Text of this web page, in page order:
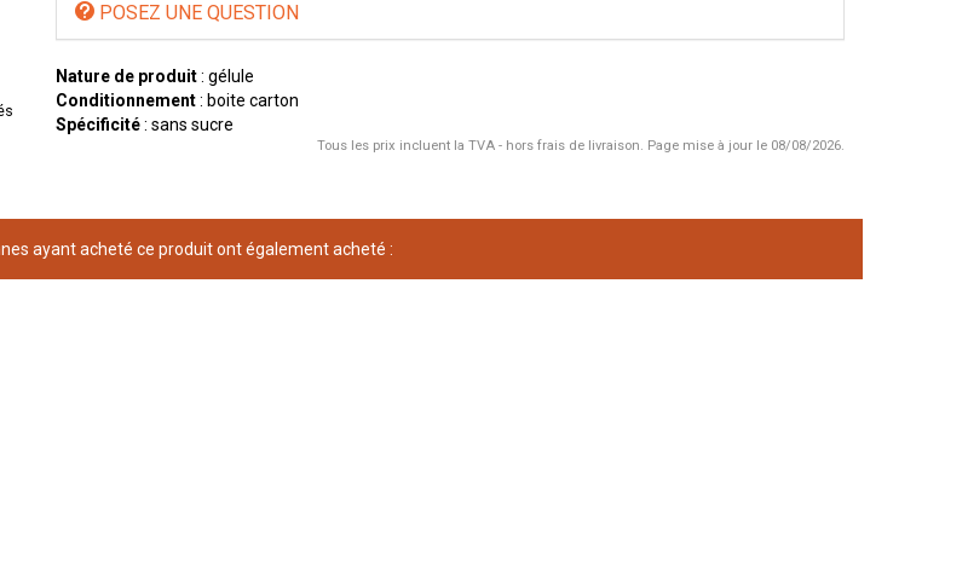
POSEZ UNE QUESTION
Nature de produit: gélule
Conditionnement: boite carton
Spécificité: sans sucre
Tous les prix incluent la TVA - hors frais de livraison. Page mise à jour le 08/08/2026.
ayant acheté ce produit ont également acheté :